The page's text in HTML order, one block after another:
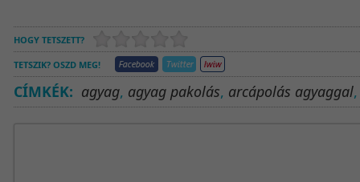
HOGY TETSZETT?
TETSZIK? OSZD MEG!
CÍMKÉK: agyag, agyag pakolás, arcápolás agyaggal